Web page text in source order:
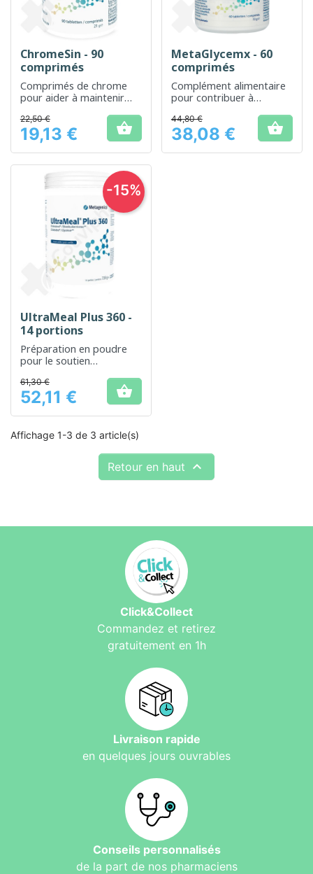
ChromeSin - 90
comprimés
Comprimés de chrome
pour aider à maintenir
Prix
22,50 €
19,13 € 
MetaGlycemx - 60
comprimés
Complément alimentaire
pour contribuer à
du glucose
Prix
44,80 €
38,08 € 
UltraMeal Plus 360 -
14 portions
Préparation en poudre
pour le soutien
cas de gestion du poids
Prix
61,30 €
52,11 € 
-15%
Affichage 1-3 de 3 article(s)
Retour en haut 
Click&Collect
Commandez et retirez
gratuitement en 1h
Livraison rapide
en quelques jours ouvrables
Conseils personnalisés
de la part de nos pharmaciens